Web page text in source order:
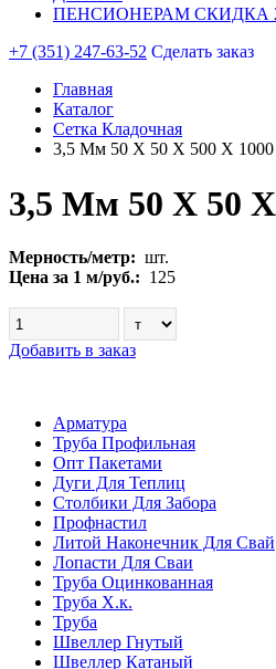
ПЕНСИОНЕРАМ СКИДКА
+7 (351) 247-63-52 Сделать заказ
Главная
Каталог
Сетка Кладочная
3,5 Мм 50 Х 50 Х 500 Х 1000
3,5 Мм 50 Х 50 Х
Мерность/метр: шт.
Цена за 1 м/руб.: 125
Добавить в заказ
Арматура
Труба Профильная
Опт Пакетами
Дуги Для Теплиц
Столбики Для Забора
Профнастил
Литой Наконечник Для Свай
Лопасти Для Сваи
Труба Оцинкованная
Труба Х.к.
Труба
Швеллер Гнутый
Швеллер Катаный